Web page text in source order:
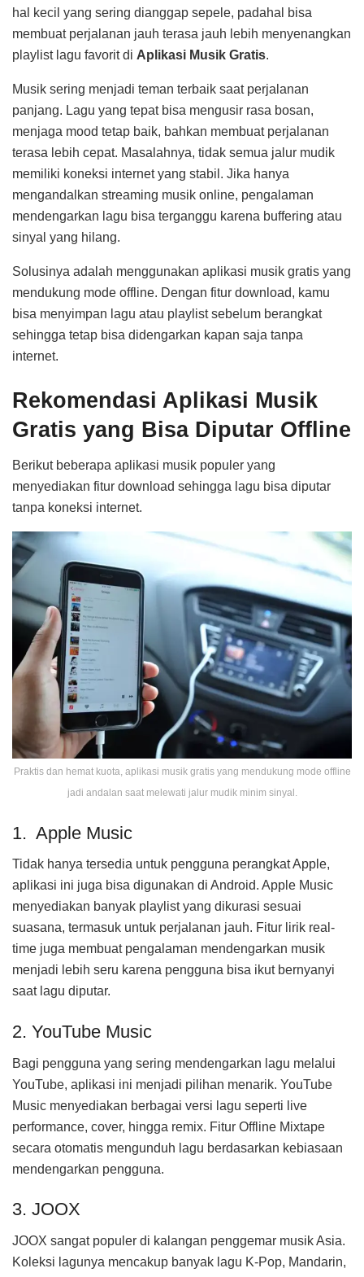
hal kecil yang sering dianggap sepele, padahal bisa
membuat perjalanan jauh terasa jauh lebih menyenangkan
playlist lagu favorit di Aplikasi Musik Gratis.
Musik sering menjadi teman terbaik saat perjalanan
panjang. Lagu yang tepat bisa mengusir rasa bosan,
menjaga mood tetap baik, bahkan membuat perjalanan
terasa lebih cepat. Masalahnya, tidak semua jalur mudik
memiliki koneksi internet yang stabil. Jika hanya
mengandalkan streaming musik online, pengalaman
mendengarkan lagu bisa terganggu karena buffering atau
sinyal yang hilang.
Solusinya adalah menggunakan aplikasi musik gratis yang
mendukung mode offline. Dengan fitur download, kamu
bisa menyimpan lagu atau playlist sebelum berangkat
sehingga tetap bisa didengarkan kapan saja tanpa
internet.
Rekomendasi Aplikasi Musik
Gratis yang Bisa Diputar Offline
Berikut beberapa aplikasi musik populer yang
menyediakan fitur download sehingga lagu bisa diputar
tanpa koneksi internet.
Praktis dan hemat kuota, aplikasi musik gratis yang mendukung mode offline
jadi andalan saat melewati jalur mudik minim sinyal.
1. Apple Music
Tidak hanya tersedia untuk pengguna perangkat Apple,
aplikasi ini juga bisa digunakan di Android. Apple Music
menyediakan banyak playlist yang dikurasi sesuai
suasana, termasuk untuk perjalanan jauh. Fitur lirik real-
time juga membuat pengalaman mendengarkan musik
menjadi lebih seru karena pengguna bisa ikut bernyanyi
saat lagu diputar.
2. YouTube Music
Bagi pengguna yang sering mendengarkan lagu melalui
YouTube, aplikasi ini menjadi pilihan menarik. YouTube
Music menyediakan berbagai versi lagu seperti live
performance, cover, hingga remix. Fitur Offline Mixtape
secara otomatis mengunduh lagu berdasarkan kebiasaan
mendengarkan pengguna.
3. JOOX
JOOX sangat populer di kalangan penggemar musik Asia.
Koleksi lagunya mencakup banyak lagu K-Pop, Mandarin,